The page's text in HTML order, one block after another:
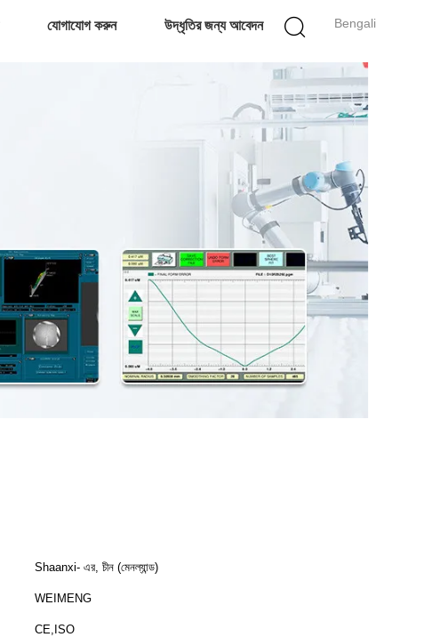
Bengali
যোগাযোগ করুন উদ্ধৃতির জন্য আবেদন
Shaanxi- এর, চীন (মেনল্যান্ড)
WEIMENG
CE,ISO